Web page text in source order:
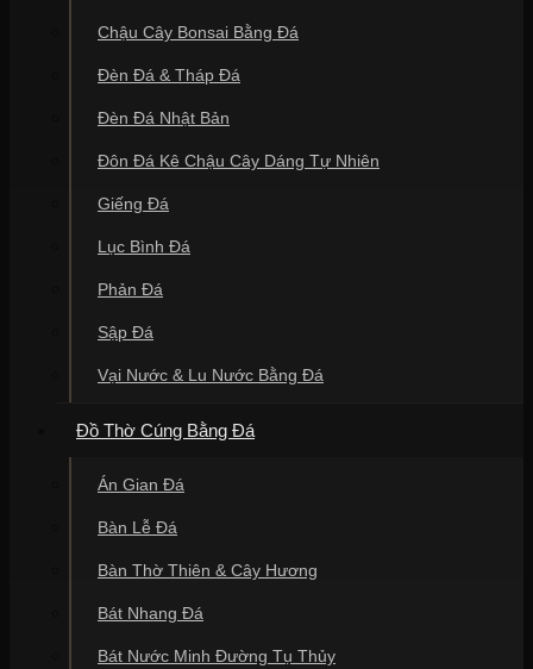
Chậu Cây Bonsai Bằng Đá
Đèn Đá & Tháp Đá
Đèn Đá Nhật Bản
Đôn Đá Kê Chậu Cây Dáng Tự Nhiên
Giếng Đá
Lục Bình Đá
Phản Đá
Sập Đá
Vại Nước & Lu Nước Bằng Đá
Đồ Thờ Cúng Bằng Đá
Án Gian Đá
Bàn Lễ Đá
Bàn Thờ Thiên & Cây Hương
Bát Nhang Đá
Bát Nước Minh Đường Tụ Thủy